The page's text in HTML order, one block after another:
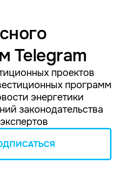
Telegram
проектов
программ
энергетики
законодательства